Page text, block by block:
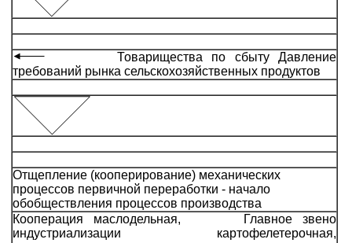
Товарищества по сбыту Давление
требований рынка сельскохозяйственных продуктов
Отщепление (кооперирование) механических
процессов первичной переработки - начало
обобществления процессов производства
Кооперация маслодельная, Главное звено
индустриализации картофелетерочная,